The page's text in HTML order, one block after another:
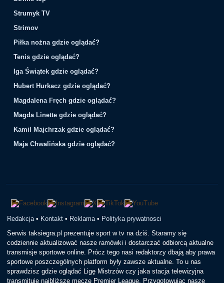
Strumyk TV
Strimov
Piłka nożna gdzie oglądać?
Tenis gdzie oglądać?
Iga Świątek gdzie oglądać?
Hubert Hurkacz gdzie oglądać?
Magdalena Fręch gdzie oglądać?
Magda Linette gdzie oglądać?
Kamil Majchrzak gdzie oglądać?
Maja Chwalińska gdzie oglądać?
Redakcja • Kontakt • Reklama • Polityka prywatnosci
Serwis taksiegra.pl prezentuje sport w tv na dziś. Staramy się
codziennie aktualizować nasze ramówki i dostarczać odbiorcą aktualne
transmisje sportowe online. Prócz tego nasi redaktorzy dbają aby prawa
sportowe poszczególnych platform były zawsze aktualne. To u nas
sprawdzisz gdzie oglądać Ligę Mistrzów czy jaka stacja telewizyjna
transmituje najbliższe mecze Premier League. Przygotowując nasze